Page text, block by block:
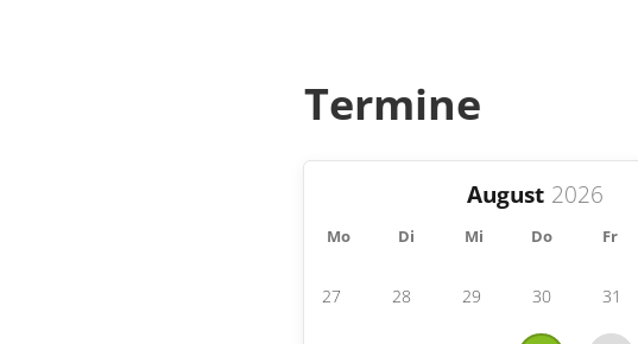
Termine
August
Mo Di Mi Do Fr
27 28 29 30 31